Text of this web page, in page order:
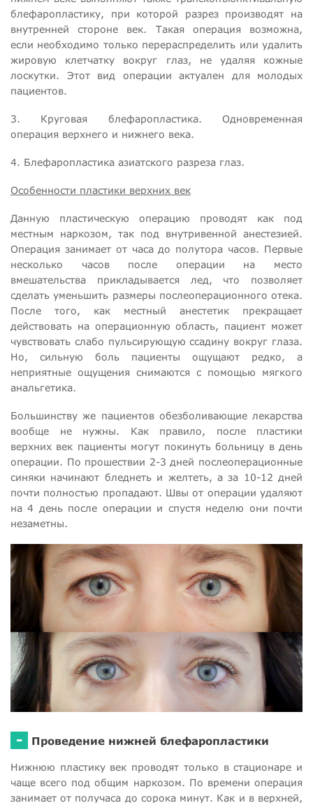
блефаропластику, при которой разрез производят на
внутренней стороне век. Такая операция возможна,
если необходимо только перераспределить или удалить
жировую клетчатку вокруг глаз, не удаляя кожные
лоскутки. Этот вид операции актуален для молодых
пациентов.
3. Круговая блефаропластика. Одновременная
операция верхнего и нижнего века.
4. Блефаропластика азиатского разреза глаз.
Особенности пластики верхних век
Данную пластическую операцию проводят как под
местным наркозом, так под внутривенной анестезией.
Операция занимает от часа до полутора часов. Первые
несколько часов после операции на место
вмешательства прикладывается лед, что позволяет
сделать уменьшить размеры послеоперационного отека.
После того, как местный анестетик прекращает
действовать на операционную область, пациент может
чувствовать слабо пульсирующую ссадину вокруг глаза.
Но, сильную боль пациенты ощущают редко, а
неприятные ощущения снимаются с помощью мягкого
анальгетика.
Большинству же пациентов обезболивающие лекарства
вообще не нужны. Как правило, после пластики
верхних век пациенты могут покинуть больницу в день
операции. По прошествии 2-3 дней послеоперационные
синяки начинают бледнеть и желтеть, а за 10-12 дней
почти полностью пропадают. Швы от операции удаляют
на 4 день после операции и спустя неделю они почти
незаметны.
- Проведение нижней блефаропластики
Нижнюю пластику век проводят только в стационаре и
чаще всего под общим наркозом. По времени операция
занимает от получаса до сорока минут. Как и в верхней,